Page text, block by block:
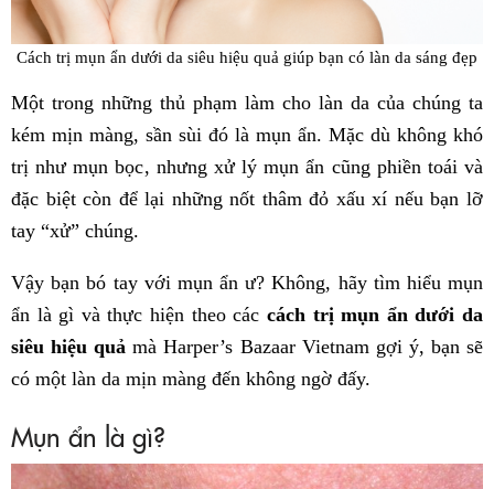
Cách trị mụn ẩn dưới da siêu hiệu quả giúp bạn có làn da sáng đẹp
Một trong những thủ phạm làm cho làn da của chúng ta
kém mịn màng, sần sùi đó là mụn ẩn. Mặc dù không khó
trị như mụn bọc, nhưng xử lý mụn ẩn cũng phiền toái và
đặc biệt còn để lại những nốt thâm đỏ xấu xí nếu bạn lỡ
tay “xử” chúng.
Vậy bạn bó tay với mụn ẩn ư? Không, hãy tìm hiểu mụn
ẩn là gì và thực hiện theo các cách trị mụn ẩn dưới da
siêu hiệu quả mà Harper’s Bazaar Vietnam gợi ý, bạn sẽ
có một làn da mịn màng đến không ngờ đấy.
Mụn ẩn là gì?